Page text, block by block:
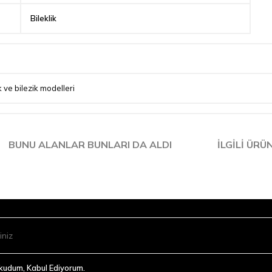
Bileklik
ve bilezik modelleri
BUNU ALANLAR BUNLARI DA ALDI İLGILI
Kabul Ediyorum.